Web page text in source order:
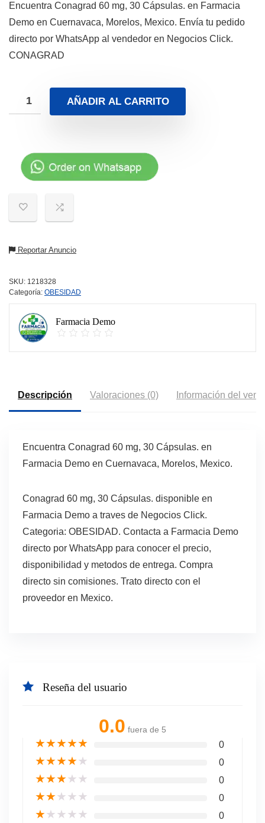
Encuentra Conagrad 60 mg, 30 Cápsulas. en Farmacia
Demo en Cuernavaca, Morelos, Mexico. Envía tu pedido
directo por WhatsApp al vendedor en Negocios Click.
CONAGRAD
AÑADIR AL CARRITO
Reportar Anuncio
SKU: 1218328
Categoría: OBESIDAD
Farmacia Demo
Descripción Valoraciones (0) Información del
Encuentra Conagrad 60 mg, 30 Cápsulas. en
Farmacia Demo en Cuernavaca, Morelos, Mexico.
Conagrad 60 mg, 30 Cápsulas. disponible en
Farmacia Demo a traves de Negocios Click.
Categoria: OBESIDAD. Contacta a Farmacia Demo
directo por WhatsApp para conocer el precio,
disponibilidad y metodos de entrega. Compra
directo sin comisiones. Trato directo con el
proveedor en Mexico.
Reseña del usuario
0.0 fuera de 5
★★★★★ 0
★★★★★ 0
★★★★★ 0
★★★★★ 0
★★★★★ 0